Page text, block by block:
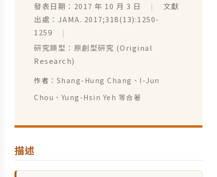
發表日期：2017 年 10 月 3 日 |
文獻
出處：JAMA. 2017;318(13):1250-
1259
|
研究類型：原創型研究 (Original
Research)
作者： Shang-Hung Chang、I-Jun
Chou、Yung-Hsin Yeh 等合著
描述